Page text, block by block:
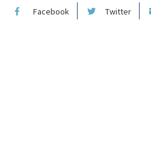
Facebook Twitter